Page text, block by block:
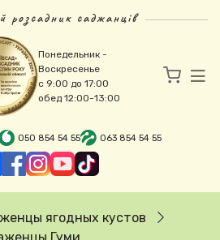
розсадник саджанців
Понедельник -
Воскресенье
с 9:00 до 17:00
обед 12:00-13:00
050 854 54 55 063 854 54 55
ягодных кустов